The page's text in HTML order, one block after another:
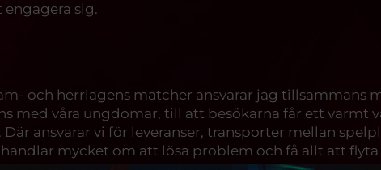
sig.
och herrlagens matcher ansvarar jag tillsammans
med våra ungdomar, till att besökarna får ett varmt
ansvarar vi för leveranser, transporter mellan
mycket om att lösa problem och få allt att flyta